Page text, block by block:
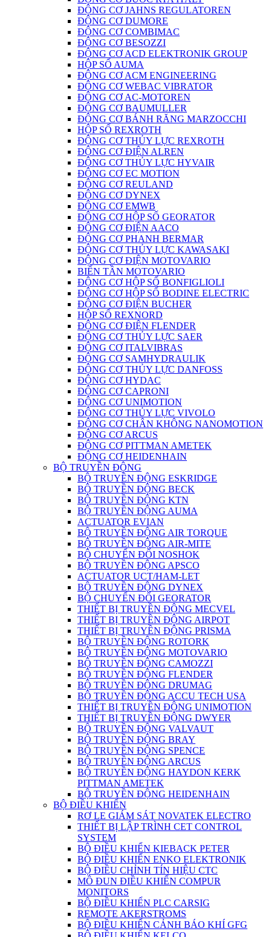
ĐỘNG CƠ JAHNS REGULATOREN
ĐỘNG CƠ DUMORE
ĐỘNG CƠ COMBIMAC
ĐỘNG CƠ BESOZZI
ĐỘNG CƠ ACD ELEKTRONIK GROUP
HỘP SỐ AUMA
ĐỘNG CƠ ACM ENGINEERING
ĐỘNG CƠ WEBAC VIBRATOR
ĐỘNG CƠ AC-MOTOREN
ĐỘNG CƠ BAUMULLER
ĐỘNG CƠ BÁNH RĂNG MARZOCCHI
HỘP SỐ REXROTH
ĐỘNG CƠ THỦY LỰC REXROTH
ĐỘNG CƠ ĐIỆN ALREN
ĐỘNG CƠ THỦY LỰC HYVAIR
ĐỘNG CƠ EC MOTION
ĐỘNG CƠ REULAND
ĐỘNG CƠ DYNEX
ĐỘNG CƠ EMWB
ĐỘNG CƠ HỘP SỐ GEORATOR
ĐỘNG CƠ ĐIỆN AACO
ĐỘNG CƠ PHANH BERMAR
ĐỘNG CƠ THỦY LỰC KAWASAKI
ĐỘNG CƠ ĐIỆN MOTOVARIO
BIẾN TẦN MOTOVARIO
ĐỘNG CƠ HỘP SỐ BONFIGLIOLI
ĐỘNG CƠ HỘP SỐ BODINE ELECTRIC
ĐỘNG CƠ ĐIỆN BUCHER
HỘP SỐ REXNORD
ĐỘNG CƠ ĐIỆN FLENDER
ĐỘNG CƠ THỦY LỰC SAER
ĐỘNG CƠ ITALVIBRAS
ĐỘNG CƠ SAMHYDRAULIK
ĐỘNG CƠ THỦY LỰC DANFOSS
ĐỘNG CƠ HYDAC
ĐỘNG CƠ CAPRONI
ĐỘNG CƠ UNIMOTION
ĐỘNG CƠ THỦY LỰC VIVOLO
ĐỘNG CƠ CHÂN KHÔNG NANOMOTION
ĐỘNG CƠ ARCUS
ĐỘNG CƠ PITTMAN AMETEK
ĐỘNG CƠ HEIDENHAIN
BỘ TRUYỀN ĐỘNG
BỘ TRUYỀN ĐỘNG ESKRIDGE
BỘ TRUYỀN ĐỘNG BECK
BỘ TRUYỀN ĐỘNG KTN
BỘ TRUYỀN ĐỘNG AUMA
ACTUATOR EVIAN
BỘ TRUYỀN ĐỘNG AIR TORQUE
BỘ TRUYỀN ĐỘNG AIR-MITE
BỘ CHUYỂN ĐỔI NOSHOK
BỘ TRUYỀN ĐỘNG APSCO
ACTUATOR UCT/HAM-LET
BỘ TRUYỀN ĐỘNG DYNEX
BỘ CHUYỂN ĐỔI GEORATOR
THIẾT BỊ TRUYỀN ĐỘNG MECVEL
THIẾT BỊ TRUYỀN ĐỘNG AIRPOT
THIẾT BỊ TRUYỀN ĐỘNG PRISMA
BỘ TRUYỀN ĐỘNG ROTORK
BỘ TRUYỀN ĐỘNG MOTOVARIO
BỘ TRUYỀN ĐỘNG CAMOZZI
BỘ TRUYỀN ĐỘNG FLENDER
BỘ TRUYỀN ĐỘNG DRUMAG
BỘ TRUYỀN ĐỘNG ACCU TECH USA
THIẾT BỊ TRUYỀN ĐỘNG UNIMOTION
THIẾT BỊ TRUYỀN ĐỘNG DWYER
BỘ TRUYỀN ĐỘNG VALVAUT
BỘ TRUYỀN ĐỘNG BRAY
BỘ TRUYỀN ĐỘNG SPENCE
BỘ TRUYỀN ĐỘNG ARCUS
BỘ TRUYỀN ĐỘNG HAYDON KERK
PITTMAN AMETEK
BỘ TRUYỀN ĐỘNG HEIDENHAIN
BỘ ĐIỀU KHIỂN
RƠ LE GIÁM SÁT NOVATEK ELECTRO
THIẾT BỊ LẬP TRÌNH CET CONTROL
SYSTEM
BỘ ĐIỀU KHIỂN KIEBACK PETER
BỘ ĐIỀU KHIỂN ENKO ELEKTRONIK
BỘ ĐIỀU CHỈNH TÍN HIỆU CTC
MÔ ĐUN ĐIỀU KHIỂN COMPUR
MONITORS
BỘ ĐIỀU KHIỂN PLC CARSIG
REMOTE AKERSTROMS
BỘ ĐIỀU KHIỂN CẢNH BÁO KHÍ GFG